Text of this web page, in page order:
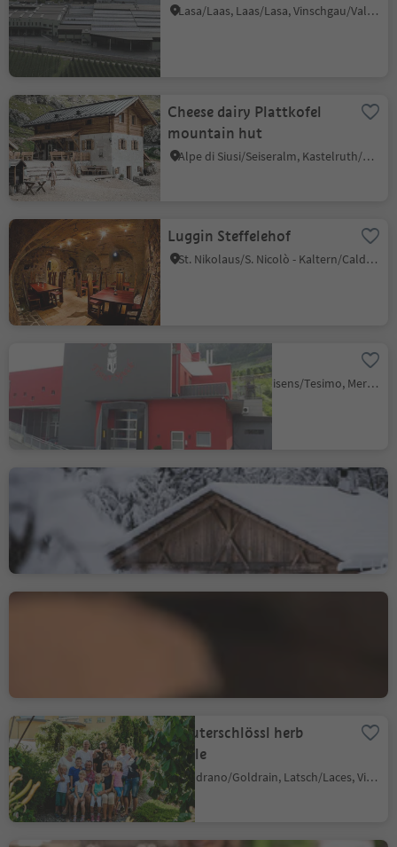
Lasa/Laas, Laas/Lasa, Vinschgau/Val Venosta
Cheese dairy Plattkofel
mountain hut
Alpe di Siusi/Seiseralm, Kastelruth/Castelrotto, Dolomites Region Seiser Alm
Luggin Steffelehof
St. Nikolaus/S. Nicolò - Kaltern/Caldaro, Kaltern an der Weinstraße/Caldaro sulla Strada del Vino, Alto Adige Wine Road
Tisner Speck
Narano/Naraun, Tisens/Tesimo, Meran/Merano and environs
Forge
Walcher
Kräuterschlössl herb
castle
Coldrano/Goldrain, Latsch/Laces, Vinschgau/Val Venosta